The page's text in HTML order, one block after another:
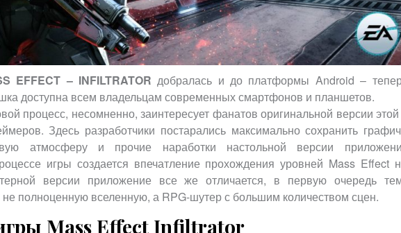
EFFECT – INFILTRATOR добралась и до платформы Android –
доступна всем владельцам современных смартфонов и планшетов.
процесс, несомненно, заинтересует фанатов оригинальной версии
Здесь разработчики постарались максимально сохранить
атмосферу и прочие наработки настольной версии
игры создается впечатление прохождения уровней Mass Effect
версии приложение все же отличается, в первую очередь
не полноценную вселенную, а RPG-шутер с большим количеством сцен.
Mass Effect Infiltrator